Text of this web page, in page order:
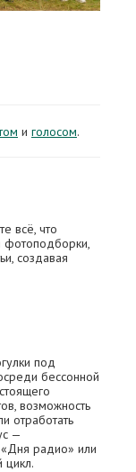
и голосом.
всё, что
фотоподборки,
создавая
под
бессонной
возможность
отработать
—
радио» или